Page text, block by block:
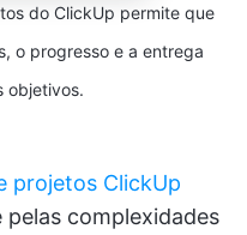
do ClickUp permite que
o progresso e a entrega
objetivos.
projetos ClickUp
complexidades